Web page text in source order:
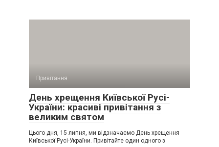
Привітання
День хрещення Київської Русі-
України: красиві привітання з
великим святом
Цього дня, 15 липня, ми відзначаємо День хрещення
Київської Русі-України. Привітайте один одного з